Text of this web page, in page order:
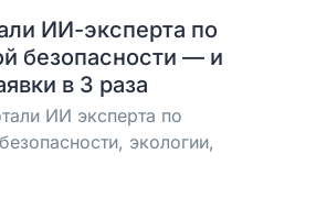
ИИ-эксперта по
безопасности — и
в 3 раза
ИИ эксперта по
экологии,